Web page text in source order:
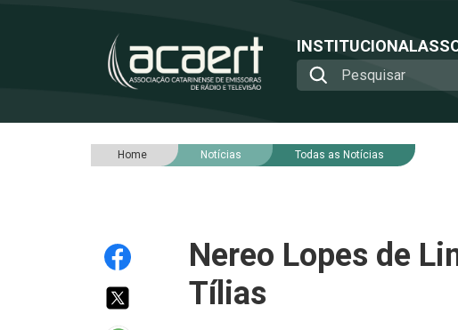
INSTITUCIONAL
Home Notícias Todas as Notícias
Nereo Lopes de
Tílias